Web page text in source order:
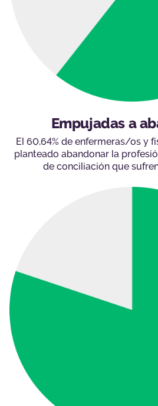
Empujadas a
El 60,64% de enfermeras/os y
planteado abandonar la
de conciliación que